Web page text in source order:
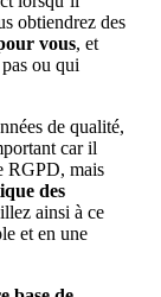
obtiendrez des
vous, et
ou qui
de qualité,
car il
RGPD, mais
des
ainsi à ce
et en une